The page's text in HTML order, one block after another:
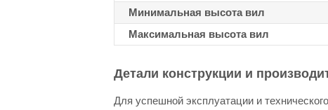
Минимальная высота вил
Максимальная высота вил
Детали конструкции и
Для успешной эксплуатации и